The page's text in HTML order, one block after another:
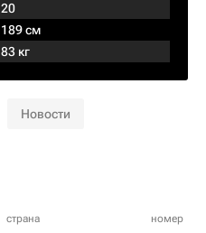
20
189 см
83 кг
Новости
страна номер